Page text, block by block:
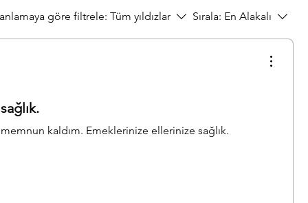
göre filtrele: Tüm yıldızlar Sırala: En Alakalı
kaldım. Emeklerinize ellerinize sağlık.